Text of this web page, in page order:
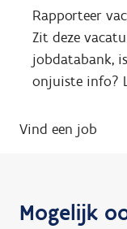
Rapporteer
Zit deze
jobdatabank,
onjuiste info?
Vind een job
Mogelijk